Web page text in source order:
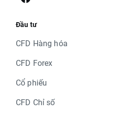
Đầu tư
CFD Hàng hóa
CFD Forex
Cổ phiếu
CFD Chỉ số